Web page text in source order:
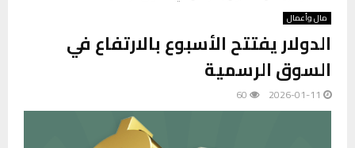
مال وأعمال
الدولار يفتتح الأسبوع بالارتفاع في
السوق الرسمية
2026-01-11
60